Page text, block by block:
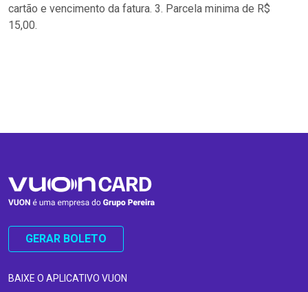
cartão e vencimento da fatura. 3. Parcela minima de R$
15,00.
GERAR BOLETO
BAIXE O APLICATIVO VUON